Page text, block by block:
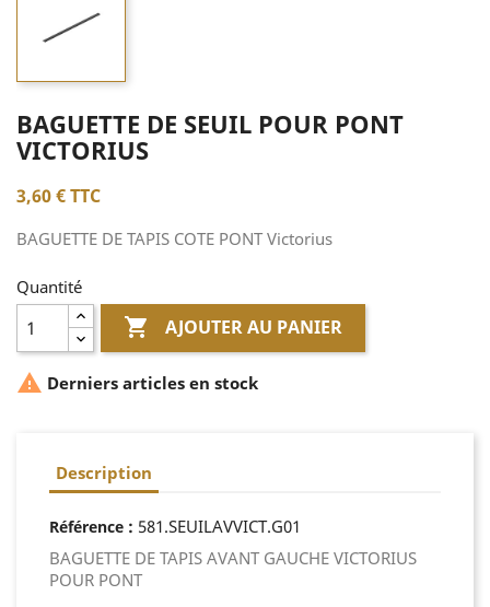
BAGUETTE DE SEUIL POUR PONT
VICTORIUS
3,60 €TTC
BAGUETTE DE TAPIS COTE PONT Victorius
Quantité
 AJOUTER AU PANIER
 Derniers articles en stock
Description
Référence : 581.SEUILAVVICT.G01
BAGUETTE DE TAPIS AVANT GAUCHE VICTORIUS
POUR PONT